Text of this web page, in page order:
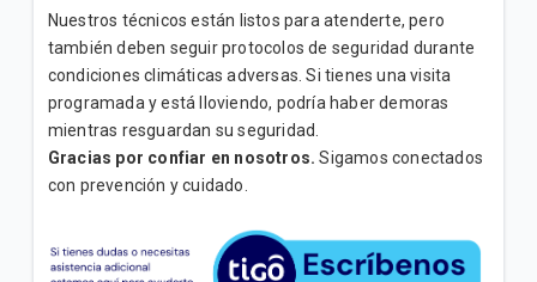
Nuestros técnicos están listos para atenderte, pero
también deben seguir protocolos de seguridad durante
condiciones climáticas adversas. Si tienes una visita
programada y está lloviendo, podría haber demoras
mientras resguardan su seguridad.
Gracias por confiar en nosotros. Sigamos conectados
con prevención y cuidado.